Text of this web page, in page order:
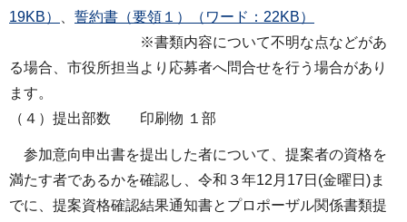
19KB）
誓約書（要領１）（ワード：22KB）
※書類内容について不明な点などがあ
る場合、市役所担当より応募者へ問合せを行う場合があり
ます。
（４）提出部数 印刷物 １部
参加意向申出書を提出した者について、提案者の資格を
満たす者であるかを確認し、令和３年12月17日(金曜日)ま
でに、提案資格確認結果通知書とプロポーザル関係書類提